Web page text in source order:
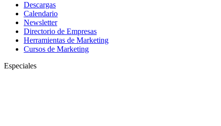
Descargas
Calendario
Newsletter
Directorio de Empresas
Herramientas de Marketing
Cursos de Marketing
Especiales